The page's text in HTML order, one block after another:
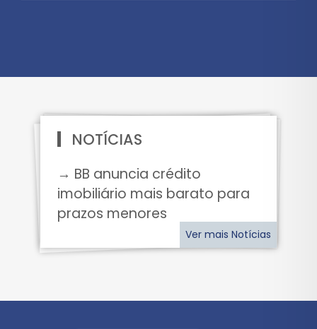
NOTÍCIAS
→ BB anuncia crédito
imobiliário mais barato para
prazos menores
Ver mais Notícias